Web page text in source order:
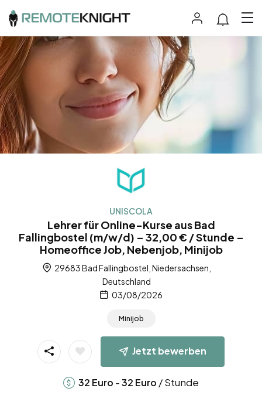
UNISCOLA
Lehrer für Online-Kurse aus Bad
Fallingbostel (m/w/d) – 32,00 € / Stunde –
Homeoffice Job, Nebenjob, Minijob
29683 Bad Fallingbostel, Niedersachsen,
Deutschland
03/08/2026
Minijob
Jetzt bewerben
32 Euro -32 Euro / Stunde